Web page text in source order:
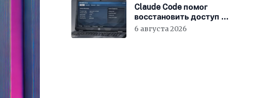
Claude Code помог
восстановить доступ к
BIOS ноутбука
6 августа 2026